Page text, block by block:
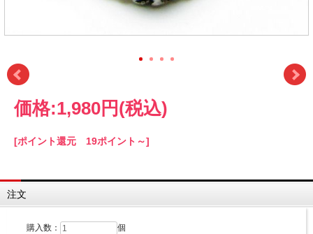
価格:1,980円 (税込)
[ポイント還元 19ポイント～]
注文
購入数： 個